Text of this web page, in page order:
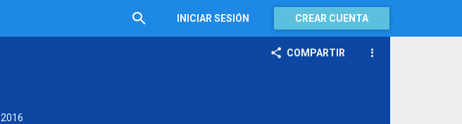
INICIAR SESIÓN CREAR CUENTA
COMPARTIR
2016